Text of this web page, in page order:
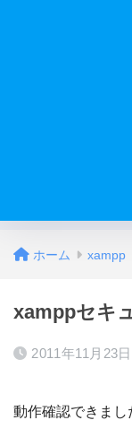
ホーム xampp
xamppセキ
2011年11月23日
動作確認できまし